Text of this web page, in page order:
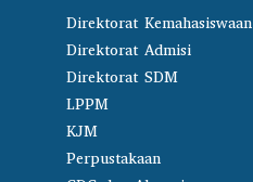
Direktorat Kemahasiswaan
Direktorat Admisi
Direktorat SDM
LPPM
KJM
Perpustakaan